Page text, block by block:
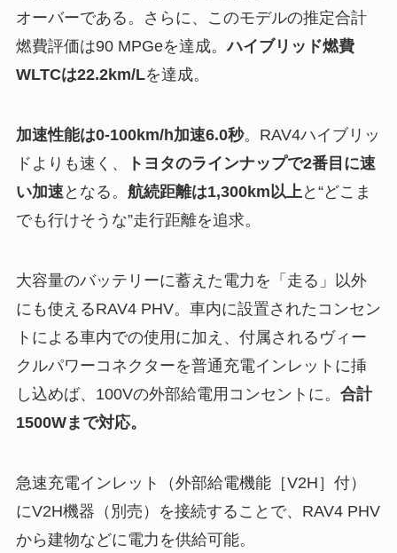
オーバーである。さらに、このモデルの推定合計
燃費評価は90 MPGeを達成。ハイブリッド燃費
WLTCは22.2km/Lを達成。
加速性能は0-100km/h加速6.0秒。RAV4ハイブリッ
ドよりも速く、
トヨタのラインナップで2番目に速
い加速 となる。 航続距離は1,300km以上 と“どこま
でも行けそうな”走行距離を追求。
大容量のバッテリーに蓄えた電力を「走る」以外
にも使えるRAV4 PHV。車内に設置されたコンセン
トによる車内での使用に加え、付属されるヴィー
クルパワーコネクターを普通充電インレットに挿
し込めば、100Vの外部給電用コンセントに。 合計
1500Wまで対応。
急速充電インレット（外部給電機能［V2H］付）
にV2H機器（別売）を接続することで、RAV4 PHV
から建物などに電力を供給可能。